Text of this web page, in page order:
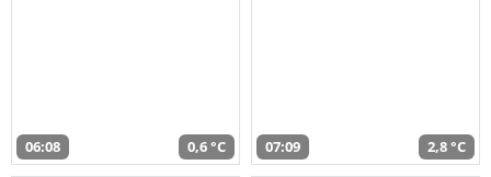
06:08 0,6 °C 07:09 2,8 °C